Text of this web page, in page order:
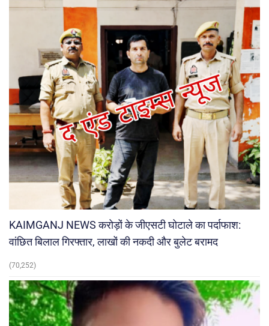
KAIMGANJ NEWS करोड़ों के जीएसटी घोटाले का पर्दाफाश:
वांछित बिलाल गिरफ्तार, लाखों की नकदी और बुलेट बरामद
(70,252)